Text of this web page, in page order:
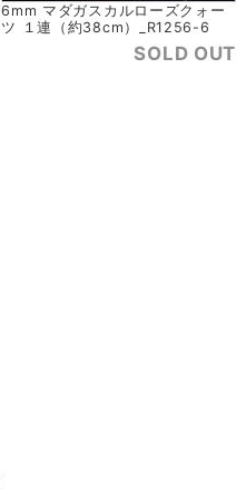
6mm マダガスカルローズクォー
ツ １連（約38cm）_R1256-6
SOLD OUT